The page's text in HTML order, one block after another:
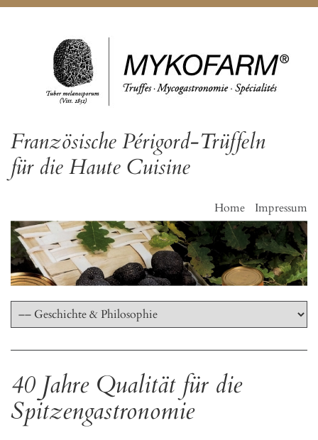
Französische Périgord-Trüffeln
für die Haute Cuisine
Home Impressum
40 Jahre Qualität für die
Spitzengastronomie